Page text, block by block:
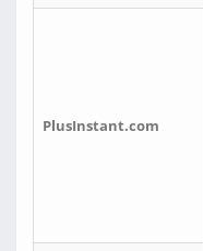
PlusInstant.com